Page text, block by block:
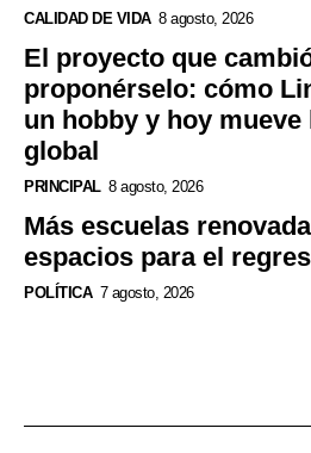
CALIDAD DE VIDA 8 agosto, 2026
El proyecto que
proponérselo: cómo
un hobby y hoy
global
PRINCIPAL 8 agosto, 2026
Más escuelas
espacios para el
POLÍTICA 7 agosto, 2026